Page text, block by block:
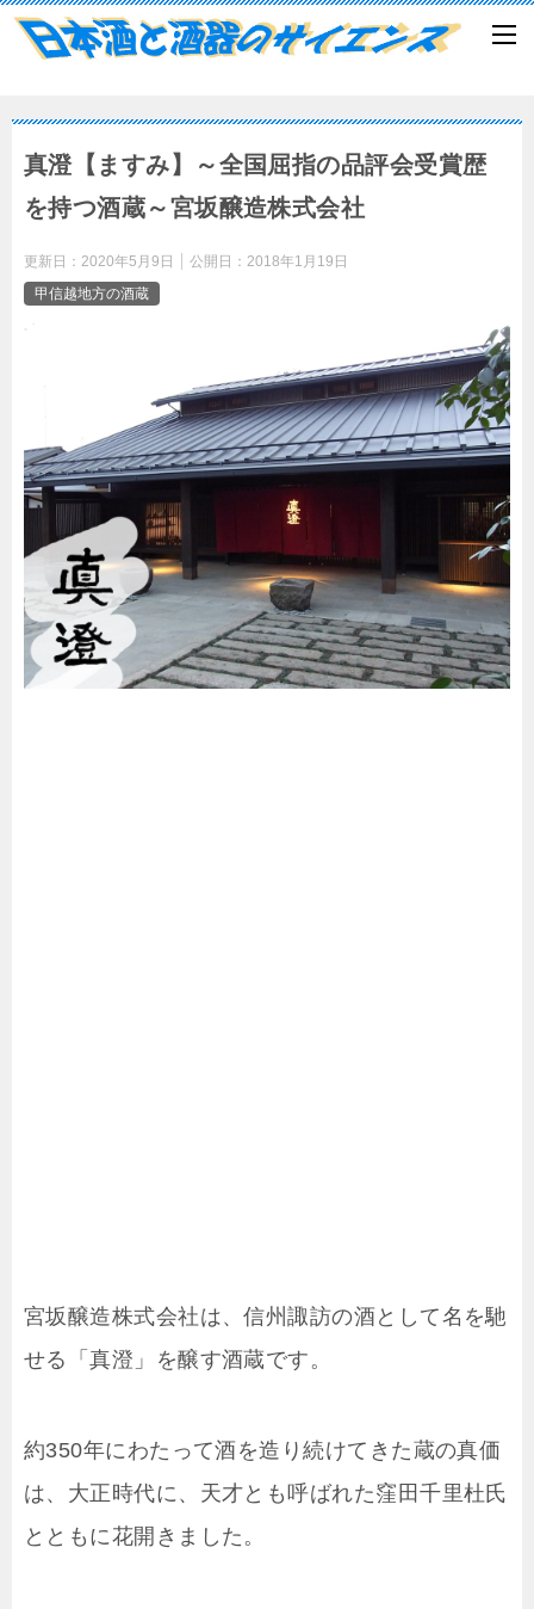
真澄【ますみ】～全国屈指の品評会受賞歴
を持つ酒蔵～宮坂醸造株式会社
更新日： 2020年5月9日 公開日： 2018年1月19日
甲信越地方の酒蔵
宮坂醸造株式会社は、信州諏訪の酒として名を馳
せる「真澄」を醸す酒蔵です。
約350年にわたって酒を造り続けてきた蔵の真価
は、大正時代に、天才とも呼ばれた窪田千里杜氏
とともに花開きました。